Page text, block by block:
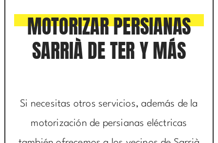
MOTORIZAR PERSIANAS
SARRIÀ DE TER Y MÁS
Si necesitas otros servicios, además de la
motorización de persianas eléctricas